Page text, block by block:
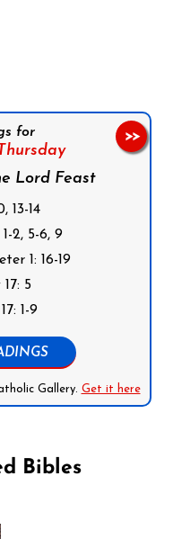
for
Thursday
Lord Feast
13-14
2, 5-6, 9
1: 16-19
5
1-9
Gallery. Get it here
>>
Bibles